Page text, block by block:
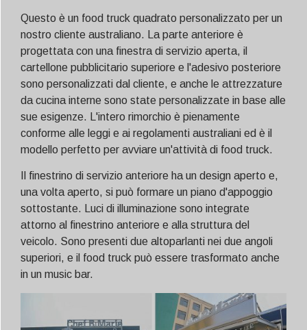
Questo è un food truck quadrato personalizzato per un
nostro cliente australiano. La parte anteriore è
progettata con una finestra di servizio aperta, il
cartellone pubblicitario superiore e l'adesivo posteriore
sono personalizzati dal cliente, e anche le attrezzature
da cucina interne sono state personalizzate in base alle
sue esigenze. L'intero rimorchio è pienamente
conforme alle leggi e ai regolamenti australiani ed è il
modello perfetto per avviare un'attività di food truck.
Il finestrino di servizio anteriore ha un design aperto e,
una volta aperto, si può formare un piano d'appoggio
sottostante. Luci di illuminazione sono integrate
attorno al finestrino anteriore e alla struttura del
veicolo. Sono presenti due altoparlanti nei due angoli
superiori, e il food truck può essere trasformato anche
in un music bar.